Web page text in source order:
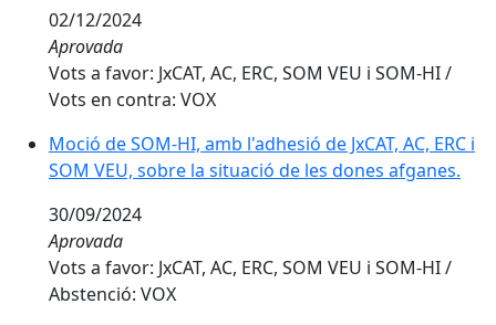
02/12/2024
Aprovada
Vots a favor: JxCAT, AC, ERC, SOM VEU i SOM-HI /
Vots en contra: VOX
Moció de SOM-HI, amb l'adhesió de JxCAT, AC, ERC i
SOM VEU, sobre la situació de les dones afganes.
30/09/2024
Aprovada
Vots a favor: JxCAT, AC, ERC, SOM VEU i SOM-HI /
Abstenció: VOX